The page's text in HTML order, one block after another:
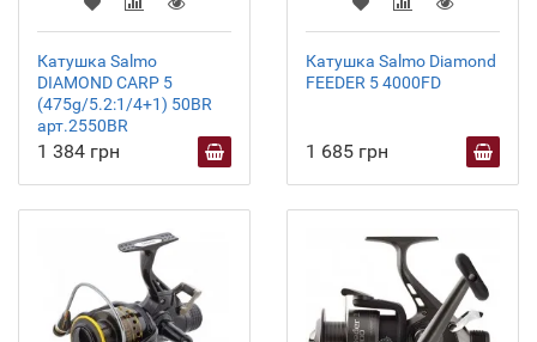
Катушка Salmo
DIAMOND CARP 5
(475g/5.2:1/4+1) 50BR
арт.2550BR
1 384 грн
Катушка Salmo Diamond
FEEDER 5 4000FD
1 685 грн